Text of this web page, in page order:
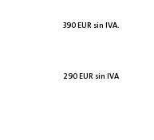
390 EUR sin IVA.
290 EUR sin IVA